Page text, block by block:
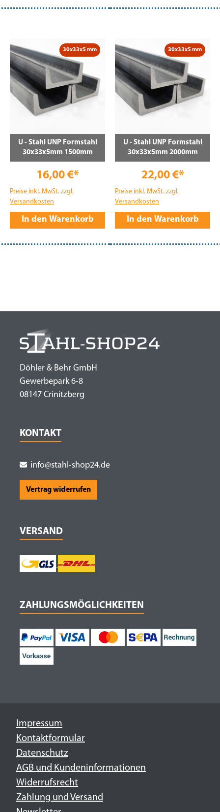
30x33x5 mm
U - Stahl UNP Formstahl
30x33x5mm 1500mm
16,00 €*
Preise inkl. MwSt. zzgl.
Versandkosten
In den Warenkorb
30x33x5 mm
U - Stahl UNP Formstahl
30x33x5mm 2000mm
22,00 €*
Preise inkl. MwSt. zzgl.
Versandkosten
In den Warenkorb
Döhler & Behr GmbH
Gewerbepark 6-8
08147 Crinitzberg
KONTAKT
info@stahl-shop24.de
Vertrag widerrufen
VERSAND
ZAHLUNGSMÖGLICHKEITEN
Impressum
Kontaktformular
Datenschutz
AGB und Kundeninformationen
Widerrufsrecht
Zahlung und Versand